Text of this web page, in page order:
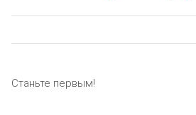
Станьте первым!